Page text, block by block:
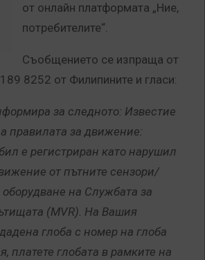
от онлайн платформата „Ние,
потребителите“.
Съобщението се изпраща от
8252 от Филипините и гласи:
за следното: Известие
правилата за движение:
е регистриран като нарушил
от пътните сензори/
на Службата за
(MVR). На Вашия
глоба с номер на глоба
платете глобата в рамките на